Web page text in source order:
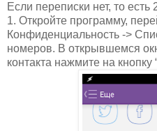
Если переписки нет, то есть
1. Откройте программу,
Конфиденциальность ->
номеров. В открывшемся
контакта нажмите на кнопку